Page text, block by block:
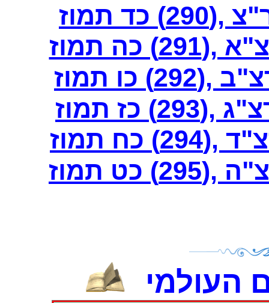
תמוז
כה תמוז
כו תמוז
כז תמוז
תמוז
כט תמוז
העולמי